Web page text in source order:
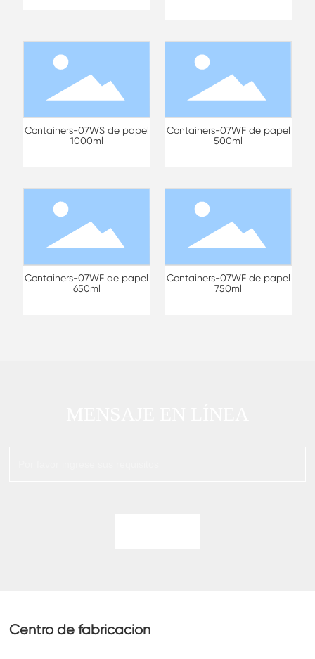
Containers-07WS de papel
1000ml
Containers-07WF de papel
500ml
Containers-07WF de papel
650ml
Containers-07WF de papel
750ml
Centro de fabricación